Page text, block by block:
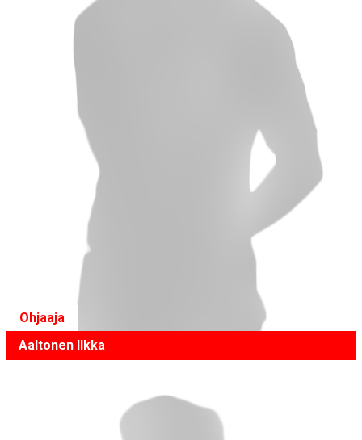
Ohjaaja
Aaltonen Ilkka